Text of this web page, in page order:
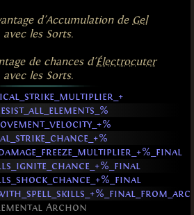
d'Accumulation de Gel
avec les Sorts.
de chances d'Électrocuter
avec les Sorts.
Archon